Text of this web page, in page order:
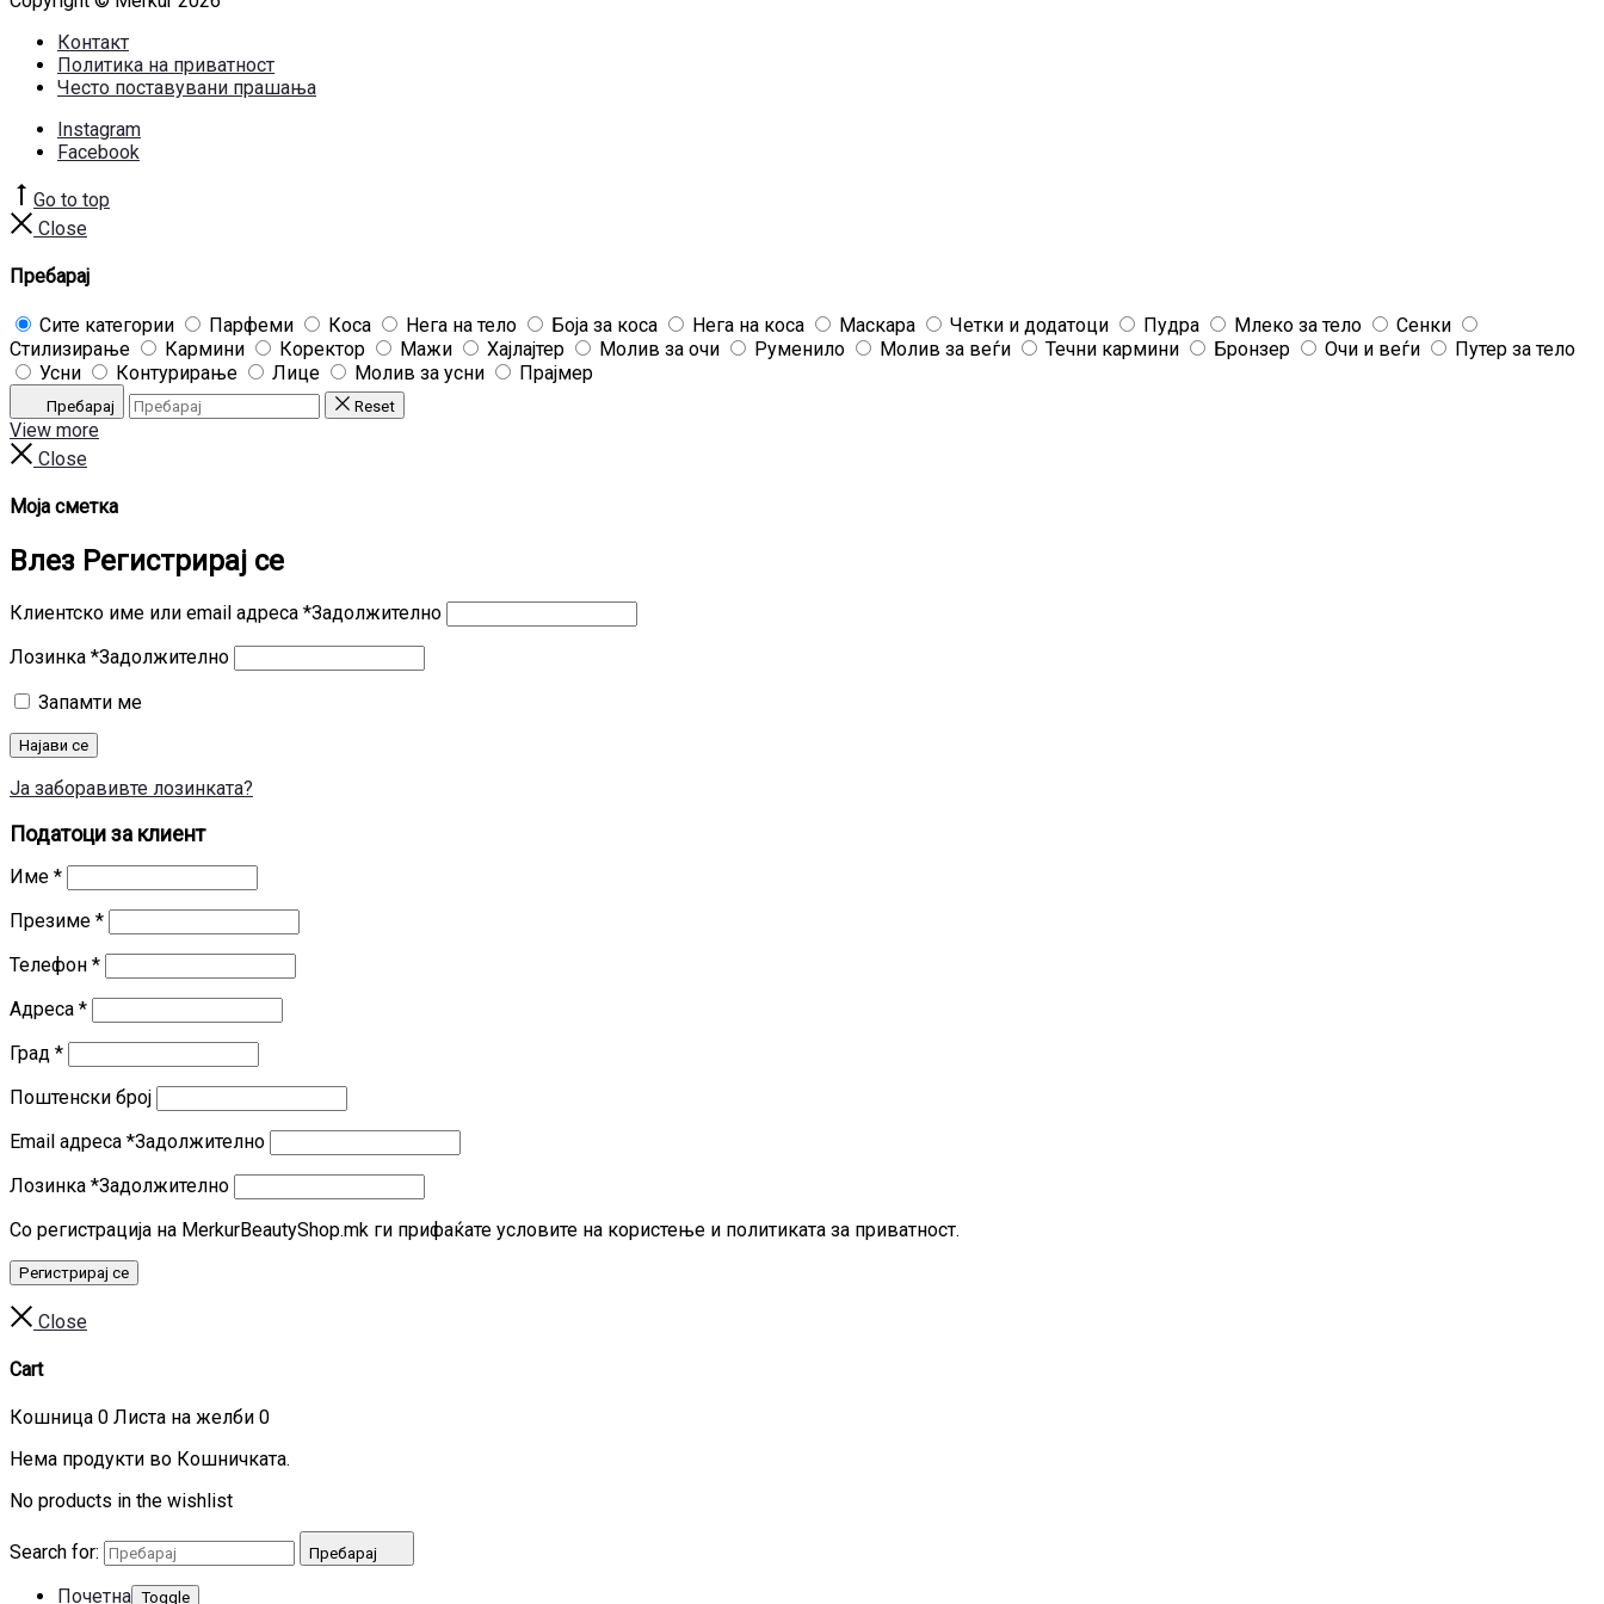
Контакт
Политика на приватност
Често поставувани прашања
Instagram
Facebook
Go to top
Close
Пребарај
Сите категории Парфеми Коса Нега на тело Боја за коса Нега на коса Маскара Четки и додатоци Пудра Млеко за тело
Сенки
Стилизирање
Кармини Коректор Мажи Хајлајтер Молив за очи Руменило Молив за веѓи Течни кармини Бронзер Очи и веѓи
Путер за тело
Усни
Контурирање Лице Молив за усни Прајмер
Пребарај Reset
View more
Close
Моја сметка
Влез Регистрирај се
Клиентско име или email адреса *Задолжително
Лозинка *Задолжително
Запамти ме
Најави се
Ја заборавивте лозинката?
Податоци за клиент
Име *
Презиме *
Телефон *
Адреса *
Град *
Поштенски број
Email адреса *Задолжително
Лозинка *Задолжително
Со регистрација на MerkurBeautyShop.mk ги прифаќате условите на користење и политиката за приватност.
Регистрирај се
Close
Cart
Кошница 0 Листа на желби 0
Нема продукти во Кошничката.
No products in the wishlist
Search for: Пребарај
Почетна Toggle